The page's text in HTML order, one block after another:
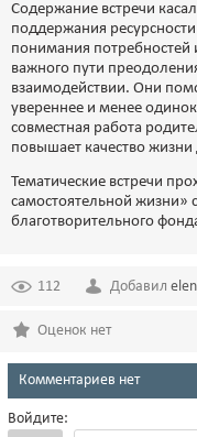
Содержание встречи
поддержания
понимания потребностей
важного пути
взаимодействии. Они
увереннее и менее
совместная работа
повышает качество жизни
Тематические встречи
самостоятельной жизни»
благотворительного
112 Добавил
Оценок нет
Комментариев нет
Войдите: